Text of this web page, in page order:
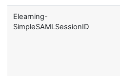
Elearning-
SimpleSAMLSessionID